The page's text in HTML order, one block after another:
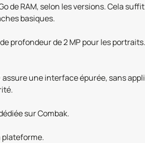
de RAM, selon les versions. Cela
basiques.
profondeur de 2 MP pour les
une interface épurée, sans
sur Combak.
plateforme.